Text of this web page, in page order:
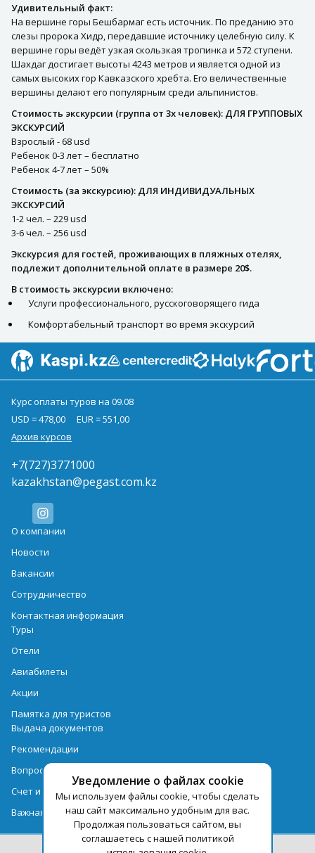
Удивительный факт:
На вершине горы Бешбармаг есть источник. По преданию это
слезы пророка Хидр, передавшие источнику целебную силу. К
вершине горы ведёт узкая скользкая тропинка и 572 ступени.
Шахдаг достигает высоты 4243 метров и является одной из
самых высоких гор Кавказского хребта. Его величественные
вершины делают его популярным среди альпинистов.
Стоимость экскурсии (группа от 3х человек): ДЛЯ ГРУППОВЫХ
ЭКСКУРСИЙ
Взрослый - 68 usd
Ребенок 0-3 лет – бесплатно
Ребенок 4-7 лет – 50%
Стоимость (за экскурсию): ДЛЯ ИНДИВИДУАЛЬНЫХ
ЭКСКУРСИЙ
1-2 чел. – 229 usd
3-6 чел. – 256 usd
Экскурсия для гостей, проживающих в пляжных отелях,
подлежит дополнительной оплате в размере 20$.
В стоимость экскурсии включено:
Услуги профессионального, русскоговорящего гида
Комфортабельный транспорт во время экскурсий
Уведомление о файлах cookie
Мы используем файлы cookie, чтобы сделать
наш сайт максимально удобным для вас.
Продолжая пользоваться сайтом, вы
соглашаетесь с нашей политикой
Курс оплаты туров на 09.08
USD = 478,00
EUR = 551,00
Архив курсов
+7(727)3771000
kazakhstan@pegast.com.kz
О компании
Новости
Вакансии
Сотрудничество
Контактная информация
Туры
Отели
Авиабилеты
Акции
Памятка для туристов
Выдача документов
Рекомендации
Вопрос-ответ
Счет и оплата
Важная информация по турпродукту